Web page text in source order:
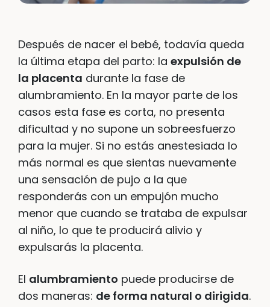
Después de nacer el bebé, todavía queda
la última etapa del parto: la expulsión de
la placenta durante la fase de
alumbramiento. En la mayor parte de los
casos esta fase es corta, no presenta
dificultad y no supone un sobreesfuerzo
para la mujer. Si no estás anestesiada lo
más normal es que sientas nuevamente
una sensación de pujo a la que
responderás con un empujón mucho
menor que cuando se trataba de expulsar
al niño, lo que te producirá alivio y
expulsarás la placenta.
El alumbramiento puede producirse de
dos maneras: de forma natural o dirigida.